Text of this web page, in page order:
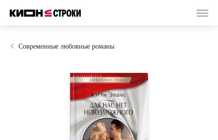
Современные любовные романы